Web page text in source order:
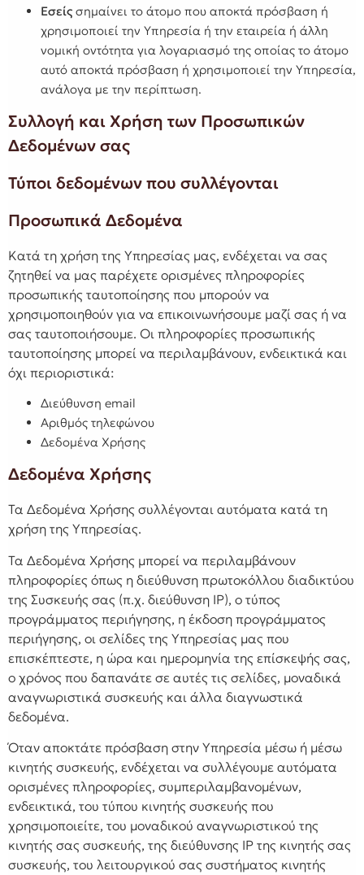
Εσείς σημαίνει το άτομο που αποκτά πρόσβαση ή
χρησιμοποιεί την Υπηρεσία ή την εταιρεία ή άλλη
νομική οντότητα για λογαριασμό της οποίας το άτομο
αυτό αποκτά πρόσβαση ή χρησιμοποιεί την Υπηρεσία,
ανάλογα με την περίπτωση.
Συλλογή και Χρήση των Προσωπικών
Δεδομένων σας
Τύποι δεδομένων που συλλέγονται
Προσωπικά Δεδομένα
Κατά τη χρήση της Υπηρεσίας μας, ενδέχεται να σας
ζητηθεί να μας παρέχετε ορισμένες πληροφορίες
προσωπικής ταυτοποίησης που μπορούν να
χρησιμοποιηθούν για να επικοινωνήσουμε μαζί σας ή να
σας ταυτοποιήσουμε. Οι πληροφορίες προσωπικής
ταυτοποίησης μπορεί να περιλαμβάνουν, ενδεικτικά και
όχι περιοριστικά:
Διεύθυνση email
Αριθμός τηλεφώνου
Δεδομένα Χρήσης
Δεδομένα Χρήσης
Τα Δεδομένα Χρήσης συλλέγονται αυτόματα κατά τη
χρήση της Υπηρεσίας.
Τα Δεδομένα Χρήσης μπορεί να περιλαμβάνουν
πληροφορίες όπως η διεύθυνση πρωτοκόλλου διαδικτύου
της Συσκευής σας (π.χ. διεύθυνση IP), ο τύπος
προγράμματος περιήγησης, η έκδοση προγράμματος
περιήγησης, οι σελίδες της Υπηρεσίας μας που
επισκέπτεστε, η ώρα και ημερομηνία της επίσκεψής σας,
ο χρόνος που δαπανάτε σε αυτές τις σελίδες, μοναδικά
αναγνωριστικά συσκευής και άλλα διαγνωστικά
δεδομένα.
Όταν αποκτάτε πρόσβαση στην Υπηρεσία μέσω ή μέσω
κινητής συσκευής, ενδέχεται να συλλέγουμε αυτόματα
ορισμένες πληροφορίες, συμπεριλαμβανομένων,
ενδεικτικά, του τύπου κινητής συσκευής που
χρησιμοποιείτε, του μοναδικού αναγνωριστικού της
κινητής σας συσκευής, της διεύθυνσης IP της κινητής σας
συσκευής, του λειτουργικού σας συστήματος κινητής